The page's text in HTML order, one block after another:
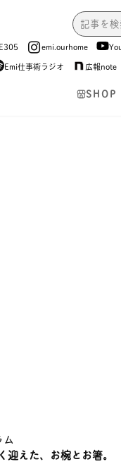
emi.ourhome
Emi仕事術ラジオ
広報note
SHOP
ム
迎えた、お椀とお箸。